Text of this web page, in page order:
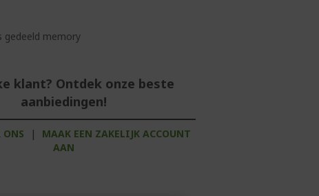
gedeeld memory
klant? Ontdek onze beste
aanbiedingen!
ONS |
MAAK EEN ZAKELIJK ACCOUNT
AAN